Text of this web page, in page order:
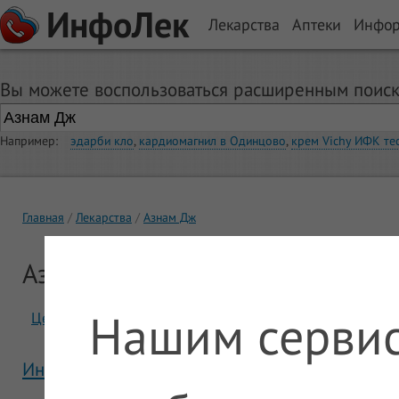
ИнфоЛек Лекарства Аптеки
Вы можете воспользоваться расширенным
Например: эдарби кло, кардиомагнил в Одинцово, крем Vichy ИФК
Главная Лекарства Азнам Дж
Азнам Дж
Цены Отзывы
Инструкция Азнам Дж
Нашим